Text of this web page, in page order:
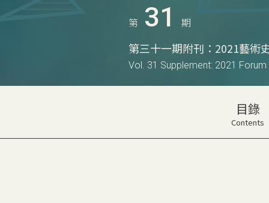
第 31 期
第三十一期附刊：2021藝術
Vol. 31 Supplement: 2021
目錄
Contents